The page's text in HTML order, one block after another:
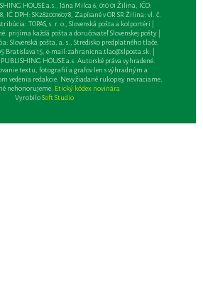
HOUSE a.s., Jána Milca 6, 010 01 Žilina, IČO:
IČ DPH: SK2820016078, Zapísané v OR SR Žilina: vl. č.
TOPAS, s. r. o., Slovenská pošta a kolportéri |
prijíma každá pošta a doručovateľ Slovenskej pošty |
Slovenská pošta, a. s., Stredisko predplatného tlače,
Bratislava 15, e-mail:zahranicna.tlac@slposta.sk. |
HOUSE a.s. Autorské práva vyhradené.
textu, fotografií a grafov len s výhradným a
vedenia redakcie. Nevyžiadané rukopisy nevraciame,
nehonorujeme. Etický kódex novinára
VyrobiloSoft Studio